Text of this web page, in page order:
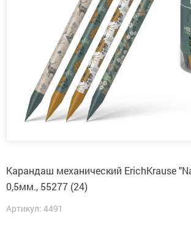
Карандаш механический ErichKrause
0,5мм., 55277 (24)
Артикул: 4491